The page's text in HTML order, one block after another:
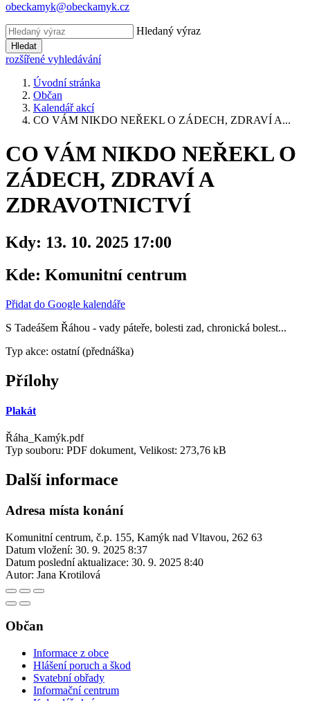
obeckamyk@obeckamyk.cz
Hledaný výraz
Hledat
rozšířené vyhledávání
Úvodní stránka
Občan
Kalendář akcí
CO VÁM NIKDO NEŘEKL O ZÁDECH, ZDRAVÍ A...
CO VÁM NIKDO NEŘEKL O
ZÁDECH, ZDRAVÍ A
ZDRAVOTNICTVÍ
Kdy: 13. 10. 2025 17:00
Kde: Komunitní centrum
Přidat do Google kalendáře
S Tadeášem Řáhou - vady páteře, bolesti zad, chronická bolest...
Typ akce: ostatní (přednáška)
Přílohy
Plakát
Řáha_Kamýk.pdf
Typ souboru: PDF dokument, Velikost: 273,76 kB
Další informace
Adresa místa konání
Komunitní centrum, č.p. 155, Kamýk nad Vltavou, 262 63
Datum vložení: 30. 9. 2025 8:37
Datum poslední aktualizace: 30. 9. 2025 8:40
Autor: Jana Krotilová
Občan
Informace z obce
Hlášení poruch a škod
Svatební obřady
Informační centrum